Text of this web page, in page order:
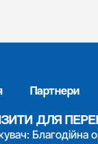
Партнери
ДЛЯ
Благодійна